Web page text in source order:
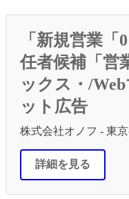
「新規営業
任者候補「営
ックス・/
ット広告
株式会社オノフ - 東
詳細を見る